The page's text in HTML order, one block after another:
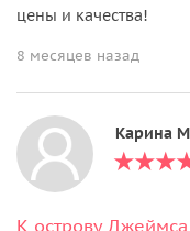
цены и качества!
8 месяцев назад
Карина